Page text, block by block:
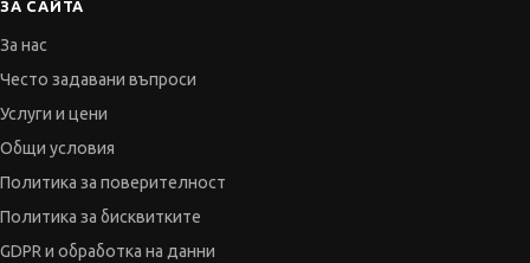
ЗА САЙТА
За нас
Често задавани въпроси
Услуги и цени
Общи условия
Политика за поверителност
Политика за бисквитките
GDPR и обработка на данни